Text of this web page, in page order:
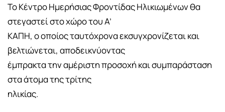
Το Κέντρο Ημερήσιας Φροντίδας Ηλικιωμένων θα
στεγαστεί στο χώρο του Α’
ΚΑΠΗ, ο οποίος ταυτόχρονα εκσυγχρονίζεται και
βελτιώνεται, αποδεικνύοντας
έμπρακτα την αμέριστη προσοχή και συμπαράσταση
στα άτομα της τρίτης
ηλικίας.